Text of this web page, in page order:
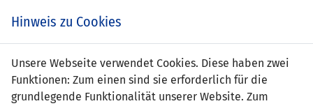
Lucas Schurti
Hinweis zu Cookies
Unsere Webseite verwendet Cookies. Diese haben zwei
Funktionen: Zum einen sind sie erforderlich für die
grundlegende Funktionalität unserer Website. Zum